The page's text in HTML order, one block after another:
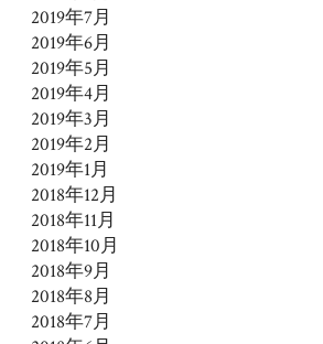
2019年7月
2019年6月
2019年5月
2019年4月
2019年3月
2019年2月
2019年1月
2018年12月
2018年11月
2018年10月
2018年9月
2018年8月
2018年7月